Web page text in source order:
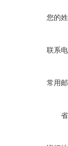
您的
联系
常用